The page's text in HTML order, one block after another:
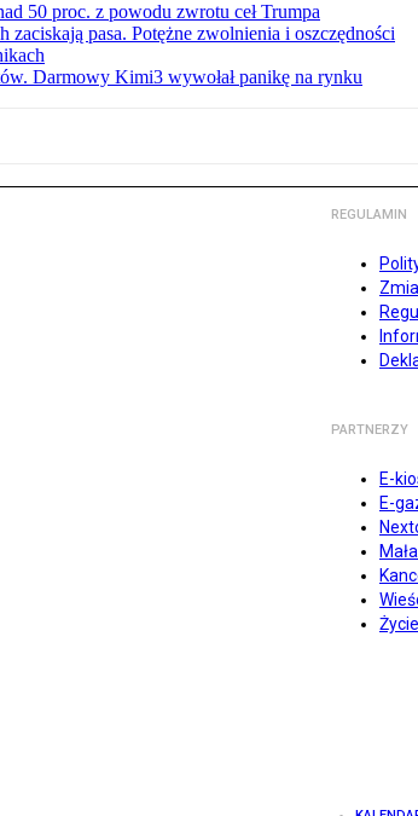
50 proc. z powodu zwrotu ceł Trumpa
zaciskają pasa. Potężne zwolnienia i oszczędności
Darmowy Kimi3 wywołał panikę na rynku
REGULAMIN
PARTNERZY
E-
E-